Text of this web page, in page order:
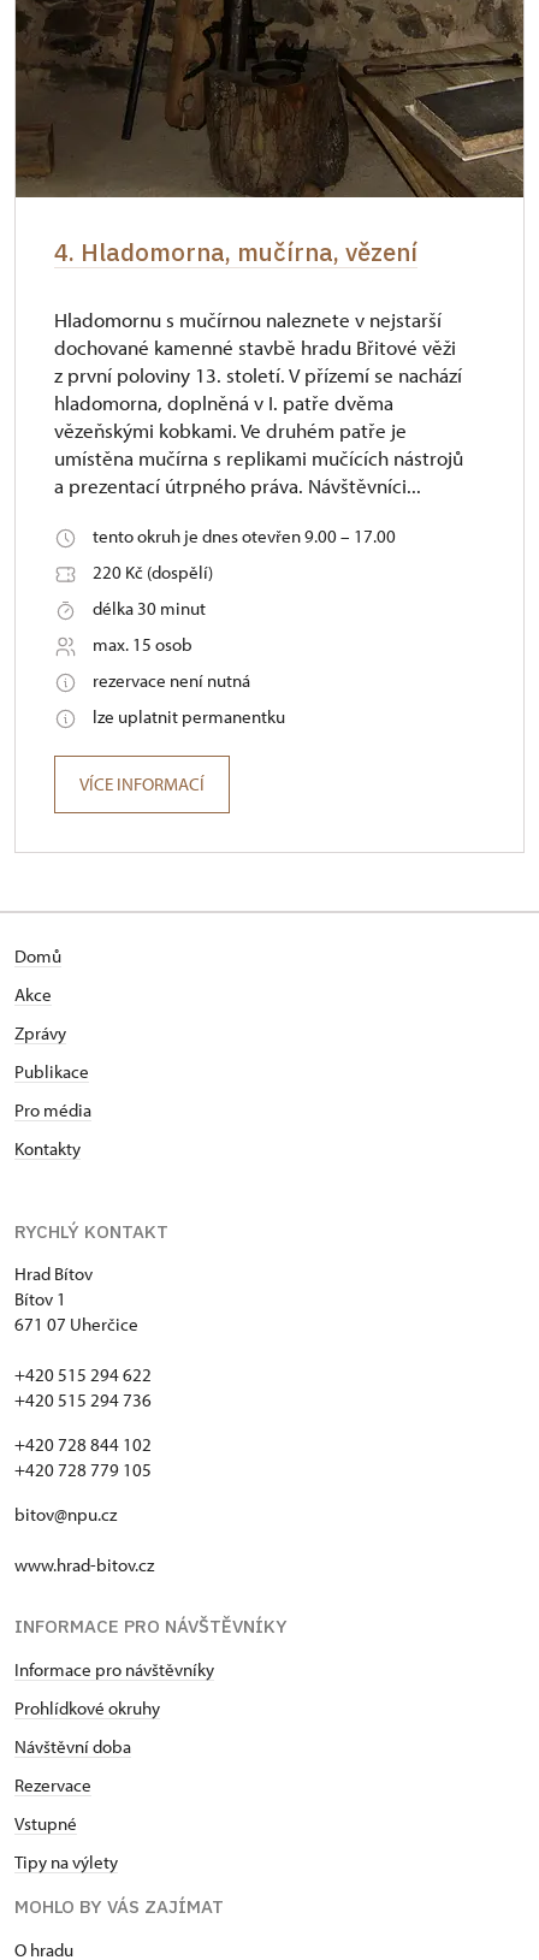
4. Hladomorna, mučírna, vězení
Hladomornu s mučírnou naleznete v nejstarší
dochované kamenné stavbě hradu Břitové věži
z první poloviny 13. století. V přízemí se nachází
hladomorna, doplněná v I. patře dvěma
vězeňskými kobkami. Ve druhém patře je
umístěna mučírna s replikami mučících nástrojů
a prezentací útrpného práva. Návštěvníci...
tento okruh je dnes otevřen 9.00 – 17.00
220 Kč (dospělí)
délka 30 minut
max. 15 osob
rezervace není nutná
lze uplatnit permanentku
VÍCE INFORMACÍ
Domů
Akce
Zprávy
Publikace
Pro média
Kontakty
RYCHLÝ KONTAKT
Hrad Bítov
Bítov 1
671 07 Uherčice
+420 515 294 622
+420 515 294 736
+420 728 844 102
+420 728 779 105
bitov@npu.cz
www.hrad-bitov.cz
INFORMACE PRO NÁVŠTĚVNÍKY
Informace pro návštěvníky
Prohlídkové okruhy
Návštěvní doba
Rezervace
Vstupné
Tipy na výlety
MOHLO BY VÁS ZAJÍMAT
O hradu